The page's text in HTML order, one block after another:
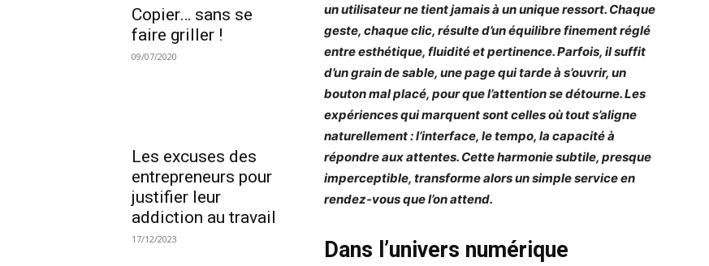
Copier… sans se
faire griller !
09/07/2020
Les excuses des
entrepreneurs pour
justifier leur
addiction au travail
17/12/2023
un utilisateur ne tient jamais à un unique ressort. Chaque
geste, chaque clic, résulte d’un équilibre finement réglé
entre esthétique, fluidité et pertinence. Parfois, il suffit
d’un grain de sable, une page qui tarde à s’ouvrir, un
bouton mal placé, pour que l’attention se détourne. Les
expériences qui marquent sont celles où tout s’aligne
naturellement : l’interface, le tempo, la capacité à
répondre aux attentes. Cette harmonie subtile, presque
imperceptible, transforme alors un simple service en
rendez-vous que l’on attend.
Dans l’univers numérique